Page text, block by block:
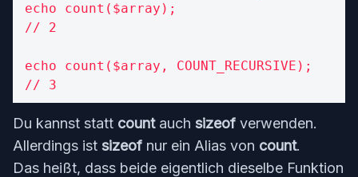
echo count($array);
// 2
echo count($array, COUNT_RECURSIVE);
// 3
Du kannst statt countauch sizeof verwenden.
Allerdings ist sizeof nur ein Alias von count.
Das heißt, dass beide eigentlich dieselbe Funktion